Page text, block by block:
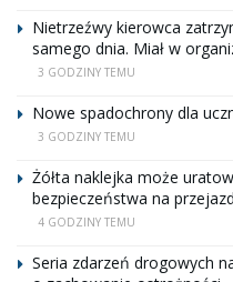
Nietrzeźwy kierowca
samego dnia. Miał w
3 GODZINY TEMU
Nowe spadochrony dla
3 GODZINY TEMU
Żółta naklejka może
bezpieczeństwa na
4 GODZINY TEMU
Seria zdarzeń drogowych